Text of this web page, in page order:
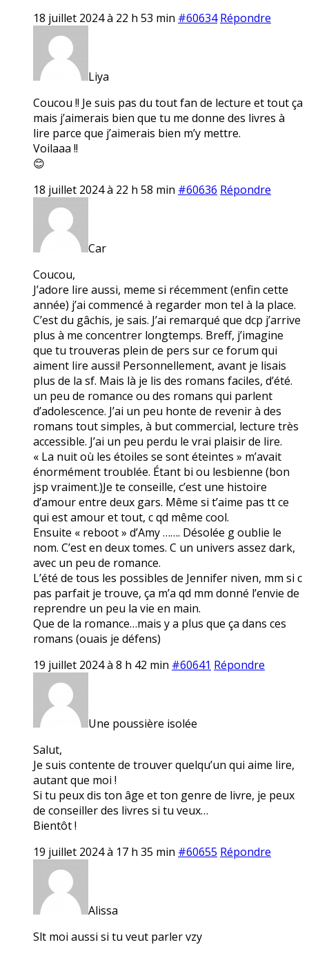
18 juillet 2024 à 22 h 53 min #60634 Répondre
Liya
Coucou !! Je suis pas du tout fan de lecture et tout ça
mais j’aimerais bien que tu me donne des livres à
lire parce que j’aimerais bien m’y mettre.
Voilaaa !!
😊
18 juillet 2024 à 22 h 58 min #60636 Répondre
Car
Coucou,
J’adore lire aussi, meme si récemment (enfin cette
année) j’ai commencé à regarder mon tel à la place.
C’est du gâchis, je sais. J’ai remarqué que dcp j’arrive
plus à me concentrer longtemps. Breff, j’imagine
que tu trouveras plein de pers sur ce forum qui
aiment lire aussi! Personnellement, avant je lisais
plus de la sf. Mais là je lis des romans faciles, d’été.
un peu de romance ou des romans qui parlent
d’adolescence. J’ai un peu honte de revenir à des
romans tout simples, à but commercial, lecture très
accessible. J’ai un peu perdu le vrai plaisir de lire.
« La nuit où les étoiles se sont éteintes » m’avait
énormément troublée. Étant bi ou lesbienne (bon
jsp vraiment.)Je te conseille, c’est une histoire
d’amour entre deux gars. Même si t’aime pas tt ce
qui est amour et tout, c qd même cool.
Ensuite « reboot » d’Amy ……. Désolée g oublie le
nom. C’est en deux tomes. C un univers assez dark,
avec un peu de romance.
L’été de tous les possibles de Jennifer niven, mm si c
pas parfait je trouve, ça m’a qd mm donné l’envie de
reprendre un peu la vie en main.
Que de la romance…mais y a plus que ça dans ces
romans (ouais je défens)
19 juillet 2024 à 8 h 42 min #60641 Répondre
Une poussière isolée
Salut,
Je suis contente de trouver quelqu’un qui aime lire,
autant que moi !
Si tu peux dis ton âge et ton genre de livre, je peux
de conseiller des livres si tu veux…
Bientôt !
19 juillet 2024 à 17 h 35 min #60655 Répondre
Alissa
Slt moi aussi si tu veut parler vzy